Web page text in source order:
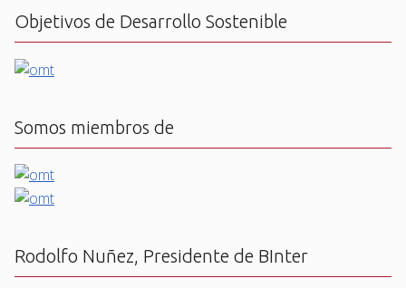
Objetivos de Desarrollo Sostenible
Somos miembros de
Rodolfo Nuñez, Presidente de BInter